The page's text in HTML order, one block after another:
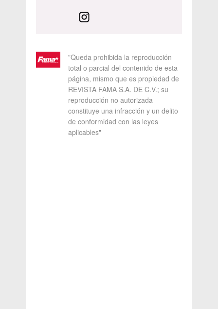
"Queda prohibida la reproducción
total o parcial del contenido de esta
página, mismo que es propiedad de
REVISTA FAMA S.A. DE C.V.; su
reproducción no autorizada
constituye una infracción y un delito
de conformidad con las leyes
aplicables"